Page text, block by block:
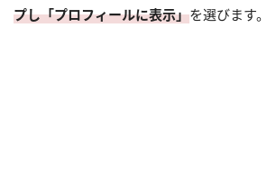
プし「プロフィールに表示」を選びます。